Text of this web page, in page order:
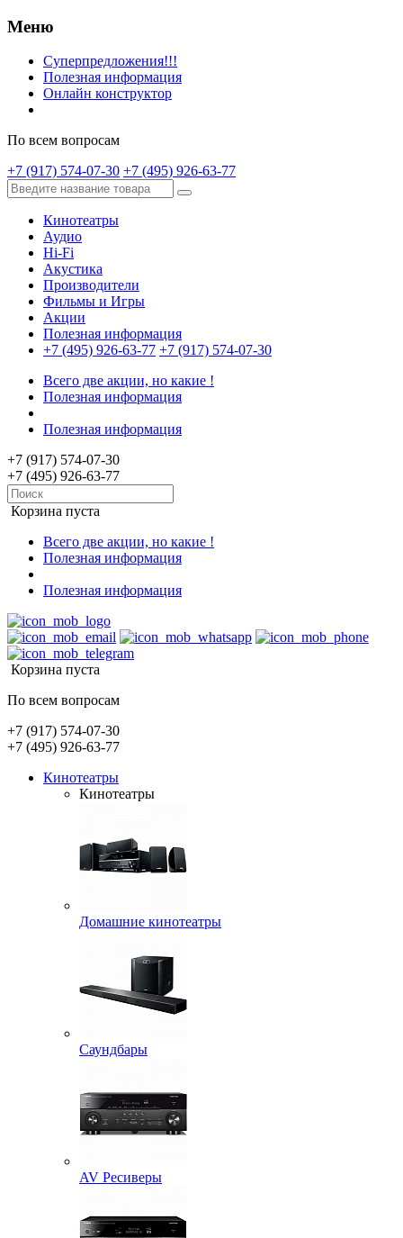
Меню
Суперпредложения!!!
Полезная информация
Онлайн конструктор
По всем вопросам
+7 (917) 574-07-30 +7 (495) 926-63-77
Кинотеатры
Аудио
Hi-Fi
Акустика
Производители
Фильмы и Игры
Акции
Полезная информация
+7 (495) 926-63-77 +7 (917) 574-07-30
Всего две акции, но какие !
Полезная информация
Полезная информация
+7 (917) 574-07-30
+7 (495) 926-63-77
Корзина пуста
Всего две акции, но какие !
Полезная информация
Полезная информация
Корзина пуста
По всем вопросам
+7 (917) 574-07-30
+7 (495) 926-63-77
Кинотеатры
Кинотеатры
Домашние кинотеатры
Саундбары
AV Ресиверы